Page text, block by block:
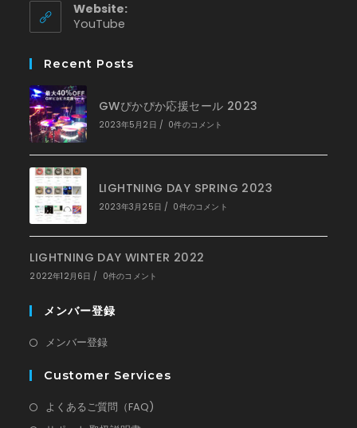
Website:
YouTube
タ
開
く
Recent Posts
GWぴかぴか応援セール 2023
2023年5月2日 / 0件のコメント
LIGHTNING DAY SPRING 2023
2023年3月25日 / 0件のコメント
LIGHTNING DAY WINTER 2022
2022年12月6日 / 0件のコメント
メンバー登録
メンバー登録新
い
タ
ブ
Customer Services
よくあるご質問（FAQ)